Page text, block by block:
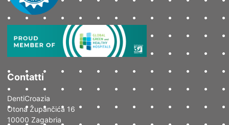
Contatti
DentiCroazia
Otona Župančića 16
10000 Zagabria